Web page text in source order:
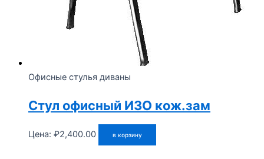
Офисные стулья диваны
Стул офисный ИЗО кож.зам
Цена: ₽2,400.00 в корзину